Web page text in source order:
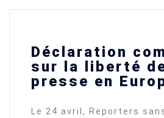
Déclaration
sur la liberté
presse en
Le 24 avril, Reporters